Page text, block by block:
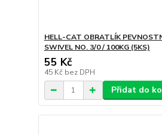
HELL-CAT OBRATLÍK
SWIVEL NO. 3/0 / 100KG (5KS)
55 Kč
45 Kč bez DPH
Přidat do